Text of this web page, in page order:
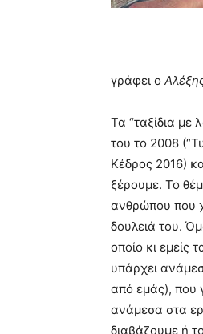
γράφει ο
Τα “ταξίδια με
του το 2008
Κέδρος 2016)
ξέρουμε. Το
ανθρώπου που
δουλειά του.
οποίο κι εμείς
υπάρχει
από εμάς), που
ανάμεσα στα
διαβάζουμε ή